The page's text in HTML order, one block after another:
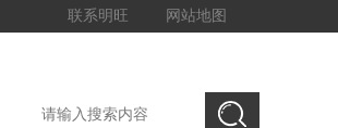
联系明旺 网站地图